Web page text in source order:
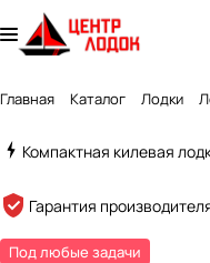
Главная Каталог Лодки
Компактная килевая
Гарантия
Под любые задачи